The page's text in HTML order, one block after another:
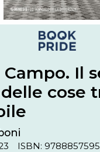
Il
cose
ISBN: